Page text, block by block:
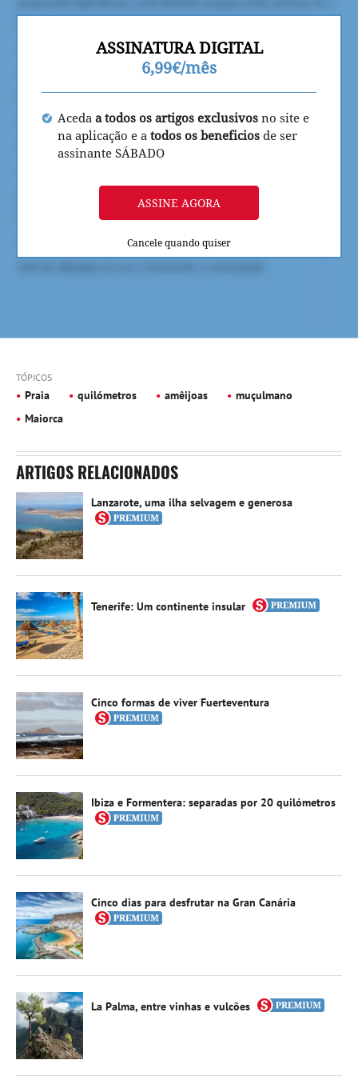
ASSINATURA DIGITAL
6,99€/mês
Aceda a todos os artigos exclusivos no site e
na aplicação e a todos os beneficios de ser
assinante SÁBADO
ASSINE AGORA
Cancele quando quiser
TÓPICOS
Praia quilómetros amêijoas
muçulmano
Maiorca
ARTIGOS RELACIONADOS
Lanzarote, uma ilha selvagem e generosa
Tenerife: Um continente insular
Cinco formas de viver Fuerteventura
Ibiza e Formentera: separadas por 20 quilómetros
Cinco dias para desfrutar na Gran Canária
La Palma, entre vinhas e vulcões